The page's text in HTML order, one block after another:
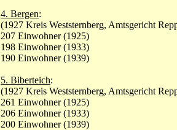
4. Bergen:
(1927 Kreis Weststernberg, Amtsgericht
207 Einwohner (1925)
198 Einwohner (1933)
190 Einwohner (1939)
5. Biberteich:
(1927 Kreis Weststernberg, Amtsgericht
261 Einwohner (1925)
206 Einwohner (1933)
200 Einwohner (1939)